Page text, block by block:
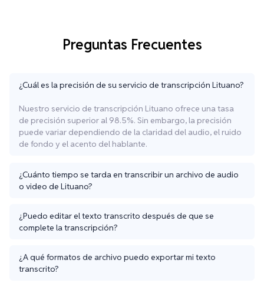
Preguntas Frecuentes
¿Cuál es la precisión de su servicio de transcripción Lituano?
Nuestro servicio de transcripción Lituano ofrece una tasa
de precisión superior al 98.5%. Sin embargo, la precisión
puede variar dependiendo de la claridad del audio, el ruido
de fondo y el acento del hablante.
¿Cuánto tiempo se tarda en transcribir un archivo de audio
o video de Lituano?
¿Puedo editar el texto transcrito después de que se
complete la transcripción?
¿A qué formatos de archivo puedo exportar mi texto
transcrito?